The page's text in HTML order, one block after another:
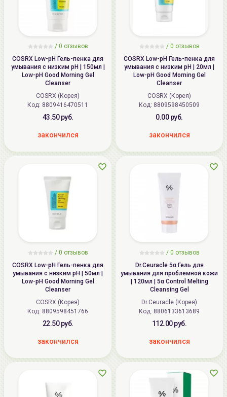
/ 0 отзывов
COSRX Low-pH Гель-пенка для
умывания с низким pH | 150мл |
Low-pH Good Morning Gel
Cleanser
COSRX (Корея)
Код: 8809416470511
43.50 руб.
закончился
/ 0 отзывов
COSRX Low-pH Гель-пенка для
умывания с низким pH | 20мл |
Low-pH Good Morning Gel
Cleanser
COSRX (Корея)
Код: 8809598450509
0.00 руб.
закончился
/ 0 отзывов
COSRX Low-pH Гель-пенка для
умывания с низким pH | 50мл |
Low-pH Good Morning Gel
Cleanser
COSRX (Корея)
Код: 8809598451766
22.50 руб.
закончился
/ 0 отзывов
Dr.Ceuracle 5α Гель для
умывания для проблемной кожи
| 120мл | 5α Control Melting
Cleansing Gel
Dr.Ceuracle (Корея)
Код: 8806133613689
112.00 руб.
закончился